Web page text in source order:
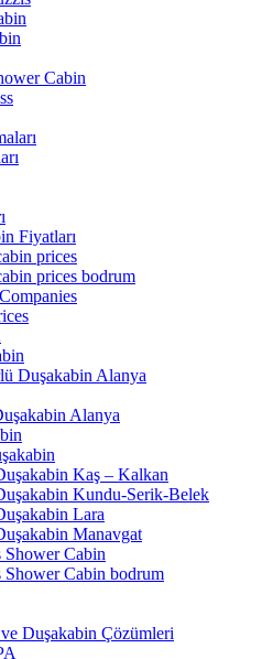
Cabin
Fiyatları
prices
prices bodrum
Duşakabin Alanya
Alanya
Kaş – Kalkan
Kundu-Serik-Belek
Lara
Manavgat
Shower Cabin
Cabin bodrum
Duşakabin Çözümleri